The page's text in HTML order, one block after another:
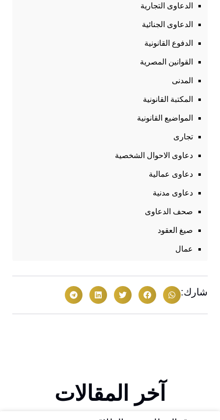
الدعاوى التجارية
الدعاوى الجنائية
الدفوع القانونية
القوانين المصرية
المدنى
المكتبة القانونية
المواضيع القانونية
تجارى
دعاوى الاحوال الشخصية
دعاوى عمالية
دعاوى مدنية
صحف الدعاوى
صيغ العقود
عمال
شارك:
آخر المقالات